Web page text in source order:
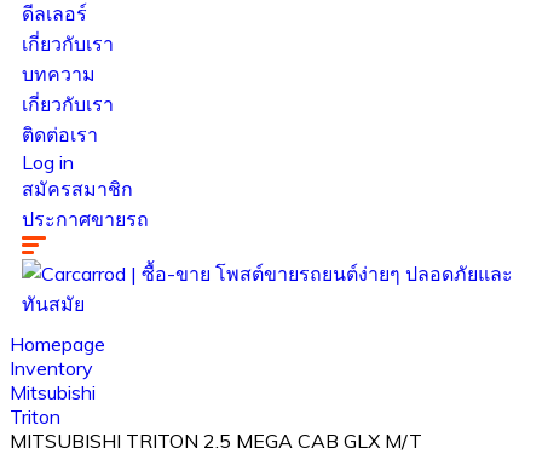
ดีลเลอร์
เกี่ยวกับเรา
บทความ
เกี่ยวกับเรา
ติดต่อเรา
Log in
สมัครสมาชิก
ประกาศขายรถ
Homepage
Inventory
Mitsubishi
Triton
MITSUBISHI TRITON 2.5 MEGA CAB GLX M/T